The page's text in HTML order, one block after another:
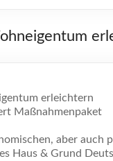
erleichtern
Maßnahmenpaket
aber auch
Haus & Grund